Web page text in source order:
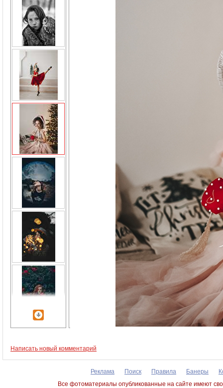
Написать новый комментарий
Реклама Поиск Правила Банеры
Все фотоматериалы опубликованные на сайте имеют